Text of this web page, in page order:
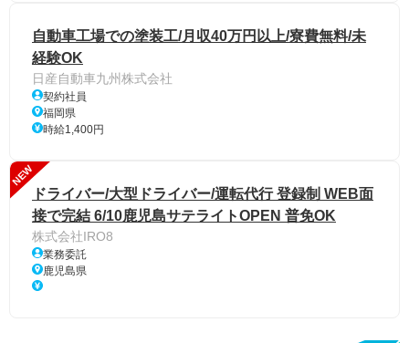
自動車工場での塗装工/月収40万円以上/寮費無料/未
経験OK
日産自動車九州株式会社
契約社員
福岡県
時給1,400円
NEW
ドライバー/大型ドライバー/運転代行 登録制 WEB面
接で完結 6/10鹿児島サテライトOPEN 普免OK
株式会社IRO8
業務委託
鹿児島県